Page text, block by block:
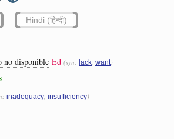
Hindi (हिन्दी)
no disponible Ed (syn: lack, want)
inadequacy, insufficiency)